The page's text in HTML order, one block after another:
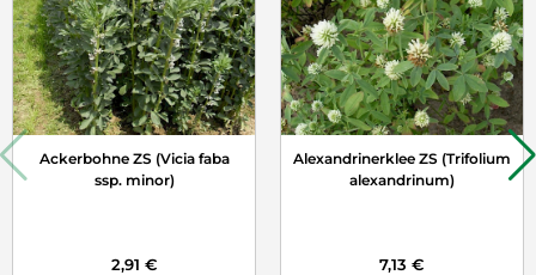
Ackerbohne ZS (Vicia faba
ssp. minor)
2,91 €
Alexandrinerklee ZS (Trifolium
alexandrinum)
7,13 €